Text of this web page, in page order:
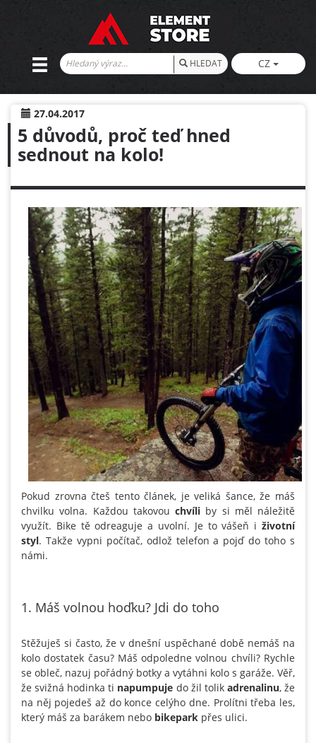
HLEDAT CZ
5 důvodů, proč teď hned
sednout na kolo!
27.04.2017
Pokud zrovna čteš tento článek, je veliká šance, že máš
chvilku volna. Každou takovou chvíli by si měl náležitě
využít. Bike tě odreaguje a uvolní. Je to vášeň i životní
styl. Takže vypni počítač, odlož telefon a pojď do toho s
námi.
1. Máš volnou hoďku? Jdi do toho
Stěžuješ si často, že v dnešní uspěchané době nemáš na
kolo dostatek času? Máš odpoledne volnou chvíli? Rychle
se obleč, nazuj pořádný botky a vytáhni kolo s garáže. Věř,
že svižná hodinka ti napumpuje do žil tolik adrenalinu, že
na něj pojedeš až do konce celýho dne. Prolítni třeba les,
který máš za barákem nebo bikepark přes ulici.